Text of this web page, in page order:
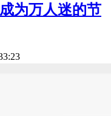
为万人迷的节